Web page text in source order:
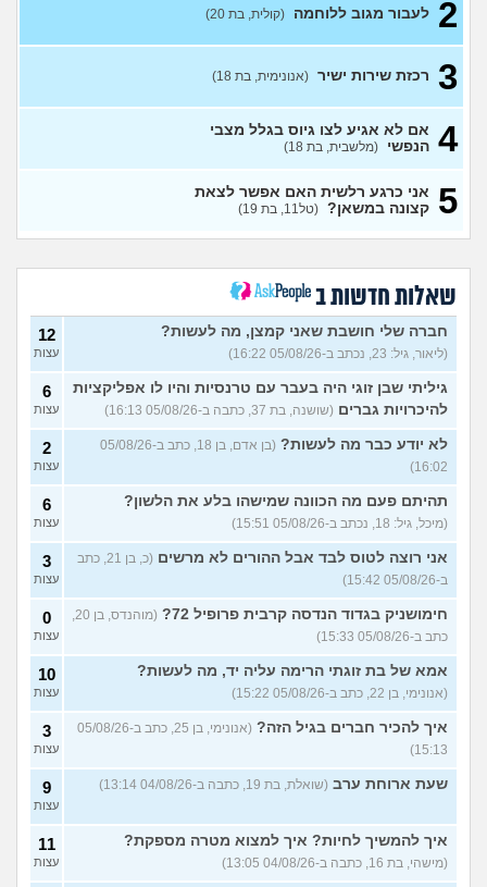
אנשים שעברו מחיל הטנא/
שירות לאומי באגף השיקום
(שיר, בת 18)
כדאי לחתום קבע או לא?
(xxx,
בן 21)
מה התפקיד? (הי, בן 19)
מנהל רשת בחיל התקשוב או
לוחם הגנה אווירית?
בן 19)
שתי אופציות קשות לפני
השירות בצה"ל (ניצן, בן 18)
2
עצות
התנשקתי עם מישהו מהבסיס
מרגישה לגבי זה (תמר, בת 20)
6
אפשרי לקבל מנ״תית בסירוב
בבאקום?
(ליה, בת 20)
0
עצות
מסלול אופק מודיעין - האם
2
מה לסמן בשאלון העדפות אם
אני לא רוצה קרבי?
1
עוד שאלות חדשות במדור
2 לעבור מגוב ללוחמה (קולית, בת 20)
3 רכזת שירות ישיר (אנונימית, בת 18)
4 אם לא אגיע לצו גיוס בגלל מצבי
הנפשי (מלשבית, בת 18)
5
אני כרגע רלשית האם אפשר לצאת
קצונה במשאן? (טל11, בת 19)
שאלות חדשות ב
חברה שלי חושבת שאני קמצן, מה לעשות?
(ליאור, גיל: 23, נכתב ב-05/08/26 16:22)
12
עצות
גיליתי שבן זוגי היה בעבר עם טרנסיות והיו לו אפליקציות
להיכרויות גברים (שושנה, בת 37, כתבה ב-05/08/26 16:13)
6
עצות
לא יודע כבר מה לעשות?
(בן אדם, בן 18, כתב ב-05/08/26
16:02)
2
עצות
תהיתם פעם מה הכוונה שמישהו בלע את הלשון?
(מיכל, גיל: 18, נכתב ב-05/08/26 15:51)
6
עצות
אני רוצה לטוס לבד אבל ההורים לא מרשים
(כ, בן 21, כתב
ב-05/08/26 15:42)
3
עצות
חימושניק בגדוד הנדסה קרבית פרופיל 72?
(מוהנדס, בן 20,
כתב ב-05/08/26 15:33)
0
עצות
אמא של בת זוגתי הרימה עליה יד, מה לעשות?
(אנונימי, בן 22, כתב ב-05/08/26 15:22)
10
עצות
איך להכיר חברים בגיל הזה?
(אנונימי, בן 25, כתב ב-05/08/26
15:13)
3
עצות
שעת ארוחת ערב (שואלת, בת 19, כתבה ב-04/08/26 13:14) 9
עצות
איך להמשיך לחיות? איך למצוא מטרה מספקת?
(מישהי, בת 16, כתבה ב-04/08/26 13:05)
11
עצות